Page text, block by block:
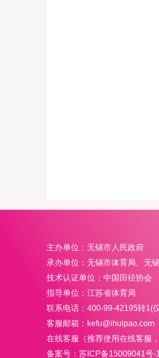
主办单位：无锡市人民政府
承办单位：无锡市体育局、 无
技术认证单位： 中国田径协会
指导单位：江苏省体育局
联系电话：400-99-42195转1(
客服邮箱：kefu@ihuipao.com
在线客服（推荐使用在线客服
备案号： 苏ICP备15009041号-